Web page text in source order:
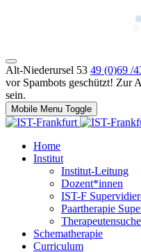
Alt-Niederursel 53 49 (0)69 /
vor Spambots geschützt! Zur
sein.
Mobile Menu Toggle
Home
Institut
Institut-Leitung
Dozent*innen
IST-F
Paartherapie
Therapeutensuche
Schematherapie
Curriculum